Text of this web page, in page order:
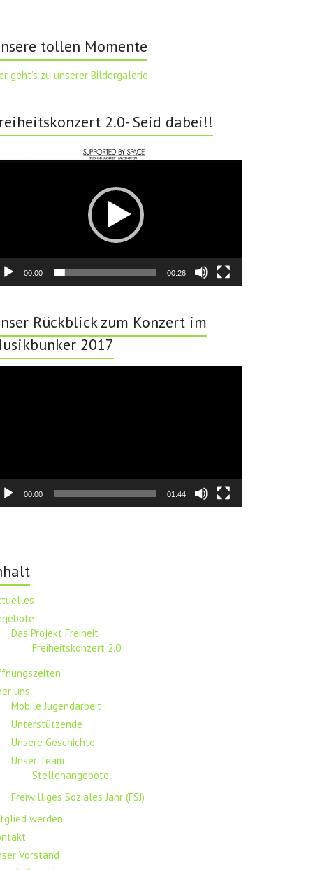
tollen Momente
geht’s zu unserer Bildergalerie
2.0- Seid dabei!!
00:00 00:26
Rückblick zum Konzert im
2017
00:00 01:44
Das Projekt Freiheit
Freiheitskonzert 2.0
uns
Mobile Jugendarbeit
Unterstützende
Unsere Geschichte
Unser Team
Stellenangebote
Freiwilliges Soziales Jahr (FSJ)
werden
Vorstand